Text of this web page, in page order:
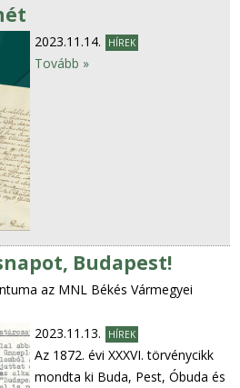
2023.11.14. HÍREK
Tovább »
Budapest!
az MNL Békés Vármegyei
2023.11.13.
HÍREK
Az 1872. évi XXXVI. törvénycikk
mondta ki Buda, Pest, Óbuda és